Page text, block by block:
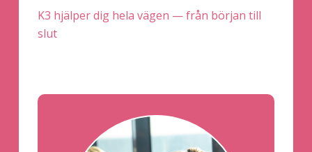
K3 hjälper dig hela vägen — från början till
slut